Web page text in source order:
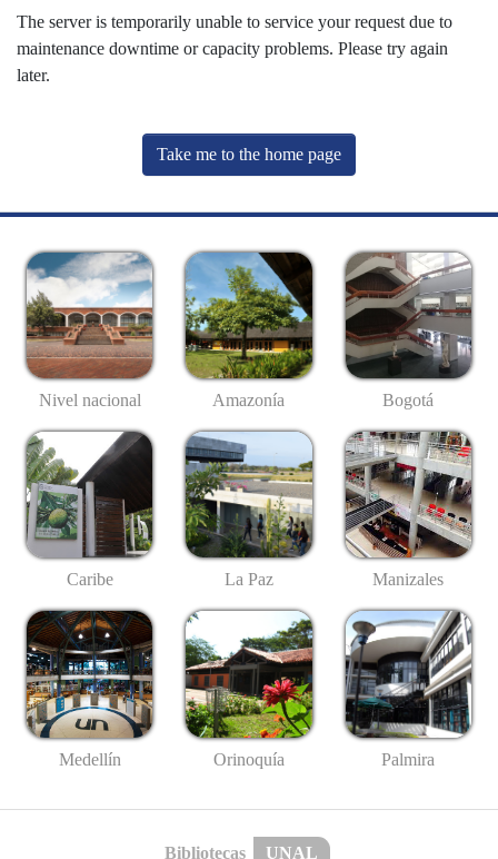
The server is temporarily unable to service your request due to
maintenance downtime or capacity problems. Please try again
later.
Take me to the home page
Nivel nacional Amazonía Bogotá
Caribe La Paz Manizales
Medellín Orinoquía Palmira
Bibliotecas UNAL